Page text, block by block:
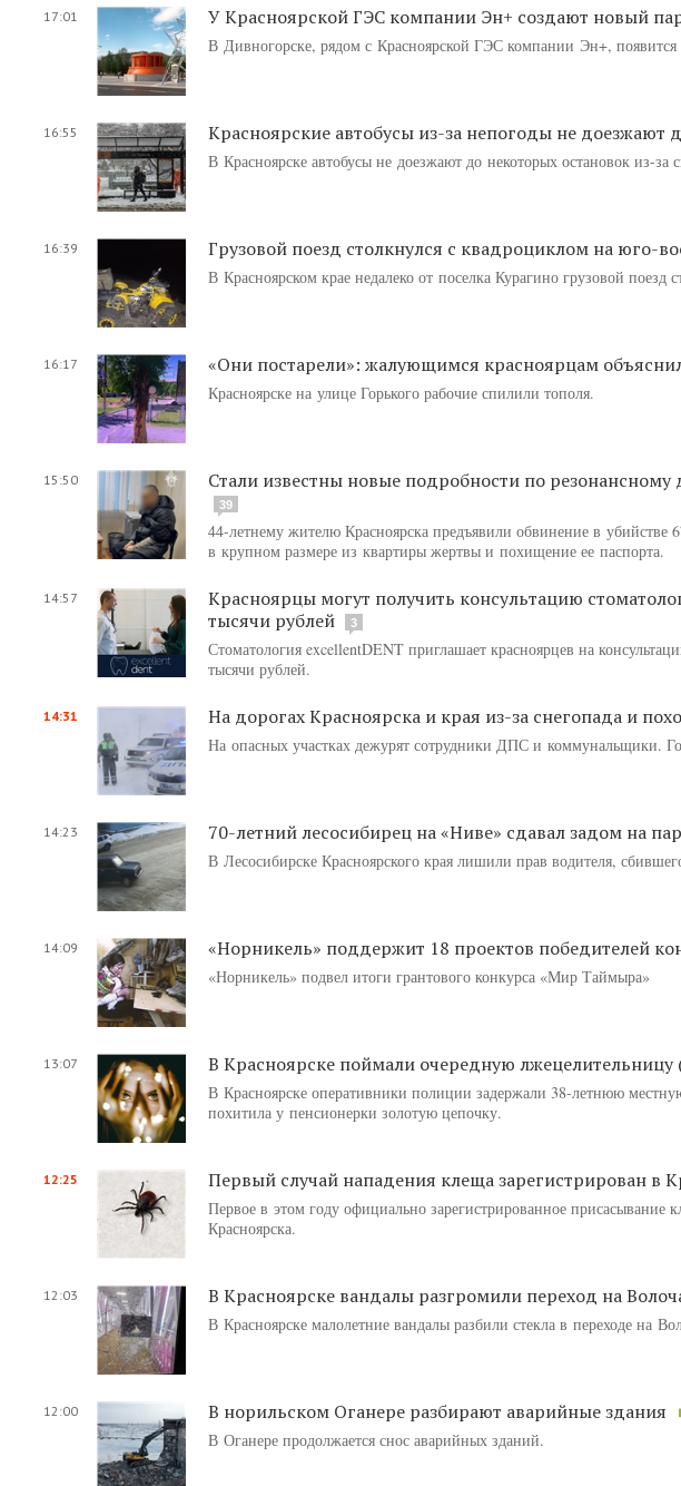
17:01 У Красноярской ГЭС компании Эн+ создают новый
В Дивногорске, рядом с Красноярской ГЭС компании Эн+,
16:55 Красноярские автобусы из-за непогоды не доезжают
В Красноярске автобусы не доезжают до некоторых остановок из-за
16:39 Грузовой поезд столкнулся с квадроциклом на юго-
В Красноярском крае недалеко от поселка Курагино грузовой поезд
16:17 «Они постарели»: жалующимся красноярцам
Красноярске на улице Горького рабочие спилили тополя.
15:50 Стали известны новые подробности по
39
44-летнему жителю Красноярска предъявили обвинение в
в крупном размере из квартиры жертвы и похищение ее паспорта.
14:57
Красноярцы могут получить консультацию
тысячи рублей
3
Стоматология excellentDENT приглашает красноярцев на
тысячи рублей.
14:31 На дорогах Красноярска и края из-за снегопада и
На опасных участках дежурят сотрудники ДПС и коммунальщики.
14:23 70-летний лесосибирец на «Ниве» сдавал задом на
В Лесосибирске Красноярского края лишили прав водителя,
14:09 «Норникель» поддержит 18 проектов победителей
«Норникель» подвел итоги грантового конкурса «Мир Таймыра»
13:07 В Красноярске поймали очередную лжецелительницу
В Красноярске оперативники полиции задержали 38-летнюю
похитила у пенсионерки золотую цепочку.
12:25 Первый случай нападения клеща зарегистрирован в
Первое в этом году официально зарегистрированное
Красноярска.
12:03 В Красноярске вандалы разгромили переход на
В Красноярске малолетние вандалы разбили стекла в переходе на
12:00 В норильском Оганере разбирают аварийные здания
В Оганере продолжается снос аварийных зданий.